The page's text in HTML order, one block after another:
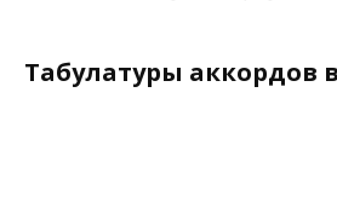
Табулатуры аккордов